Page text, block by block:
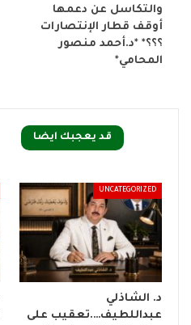
والتكاسل عن دعمها
أوقف قطار الإنتصارات
؟؟؟* *د.أحمد منصور
المحامي*
قد يعجبك ايضا
UNCATEGORIZED
د. الشاذلي
عبداللطيف….تعقيب على